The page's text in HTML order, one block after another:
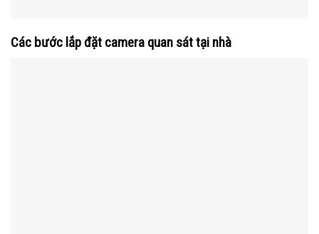
Các bước lắp đặt camera quan sát tại nhà